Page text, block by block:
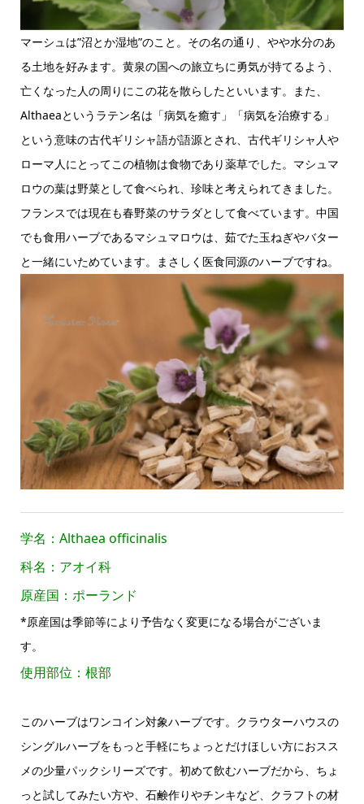
マーシュは”沼とか湿地”のこと。その名の通り、やや水分のあ
る土地を好みます。黄泉の国への旅立ちに勇気が持てるよう、
亡くなった人の周りにこの花を散らしたといいます。また、
Althaeaというラテン名は「病気を癒す」「病気を治療する」
という意味の古代ギリシャ語が語源とされ、古代ギリシャ人や
ローマ人にとってこの植物は食物であり薬草でした。マシュマ
ロウの葉は野菜として食べられ、珍味と考えられてきました。
フランスでは現在も春野菜のサラダとして食べています。中国
でも食用ハーブであるマシュマロウは、茹でた玉ねぎやバター
と一緒にいためています。まさしく医食同源のハーブですね。
学名：Althaea officinalis
科名：アオイ科
原産国：ポーランド
*原産国は季節等により予告なく変更になる場合がございま
す。
使用部位：根部
このハーブはワンコイン対象ハーブです。クラウターハウスの
シングルハーブをもっと手軽にちょっとだけほしい方におスス
メの少量パックシリーズです。初めて飲むハーブだから、ちょ
っと試してみたい方や、石鹸作りやチンキなど、クラフトの材